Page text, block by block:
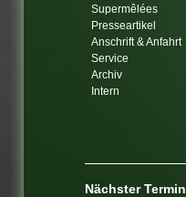
Supermêlées
Presseartikel
Anschrift & Anfahrt
Service
Archiv
Intern
Nächster Termin